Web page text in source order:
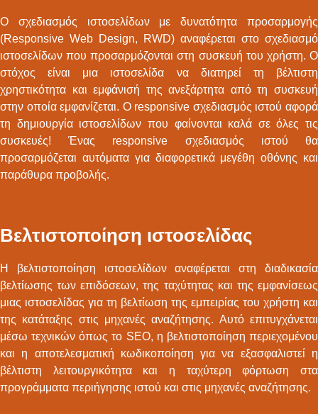
Ο σχεδιασμός ιστοσελίδων με δυνατότητα προσαρμογής
(Responsive Web Design, RWD) αναφέρεται στο σχεδιασμό
ιστοσελίδων που προσαρμόζονται στη συσκευή του χρήστη. Ο
στόχος είναι μια ιστοσελίδα να διατηρεί τη βέλτιστη
χρηστικότητα και εμφάνισή της ανεξάρτητα από τη συσκευή
στην οποία εμφανίζεται. Ο responsive σχεδιασμός ιστού αφορά
τη δημιουργία ιστοσελίδων που φαίνονται καλά σε όλες τις
συσκευές! Ένας responsive σχεδιασμός ιστού θα
προσαρμόζεται αυτόματα για διαφορετικά μεγέθη οθόνης και
παράθυρα προβολής.
Βελτιστοποίηση ιστοσελίδας
Η βελτιστοποίηση ιστοσελίδων αναφέρεται στη διαδικασία
βελτίωσης των επιδόσεων, της ταχύτητας και της εμφανίσεως
μιας ιστοσελίδας για τη βελτίωση της εμπειρίας του χρήστη και
της κατάταξης στις μηχανές αναζήτησης. Αυτό επιτυγχάνεται
μέσω τεχνικών όπως το SEO, η βελτιστοποίηση περιεχομένου
και η αποτελεσματική κωδικοποίηση για να εξασφαλιστεί η
βέλτιστη λειτουργικότητα και η ταχύτερη φόρτωση στα
προγράμματα περιήγησης ιστού και στις μηχανές αναζήτησης.